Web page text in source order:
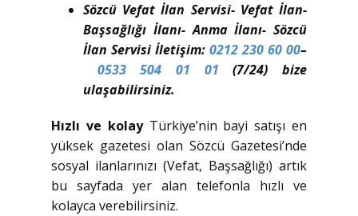
Sözcü Vefat İlan Servisi- Vefat İlan-
Başsağlığı İlanı- Anma İlanı- Sözcü
İlan Servisi İletişim: 0212 230 60 00–
0533 504 01 01 (7/24) bize
ulaşabilirsiniz.
Hızlı ve kolayTürkiye’nin bayi satışı en
yüksek gazetesi olan Sözcü Gazetesi’nde
sosyal ilanlarınızı (Vefat, Başsağlığı) artık
bu sayfada yer alan telefonla hızlı ve
kolayca verebilirsiniz.